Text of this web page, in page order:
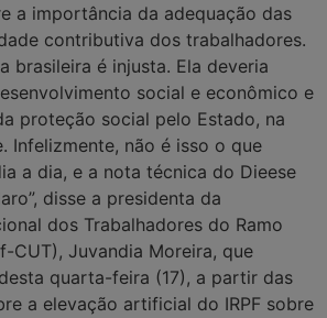
a importância da adequação das
contributiva dos trabalhadores.
brasileira é injusta. Ela deveria
social e econômico e
proteção social pelo Estado, na
Infelizmente, não é isso o que
a dia, e a nota técnica do Dieese
disse a presidenta da
dos Trabalhadores do Ramo
CUT), Juvandia Moreira, que
quarta-feira (17), a partir das
a elevação artificial do IRPF sobre